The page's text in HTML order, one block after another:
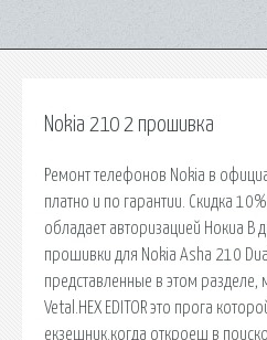
Nokia 210 2 прошивка
Ремонт телефонов Nokia в
платно и по гарантии. Скидка
обладает авторизацией Нокиа В
прошивки для Nokia Asha 210
представленные в этом разделе,
Vetal.НЕХ EDITOR это прога
екзешник.когда откроеш в